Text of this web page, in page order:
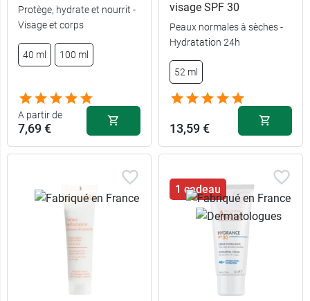
offert
13,99 €
40 ml 13,99 €
Protège, hydrate et nourrit -
Visage et corps
40 ml 100 ml
A partir de
7,69 €
visage SPF 30
Peaux normales à sèches -
Hydratation 24h
52 ml
13,59 €
1 cadeau